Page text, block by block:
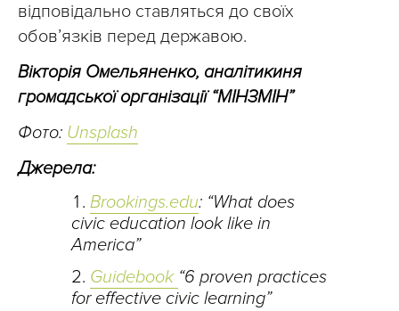
відповідально ставляться до своїх
обов’язків перед державою.
Вікторія Омельяненко, аналітикиня
громадської організації “МІНЗМІН”
Фото: Unsplash
Джерела:
Brookings.edu: “What does
civic education look like in
America”
Guidebook “6 proven practices
for effective civic learning”